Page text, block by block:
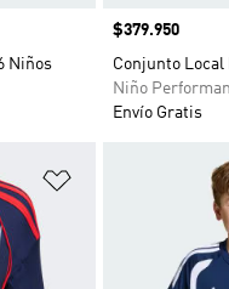
Niños
Precio
$379.950
Conjunto Local
Niño
Envío Gratis
Añadir a la lista